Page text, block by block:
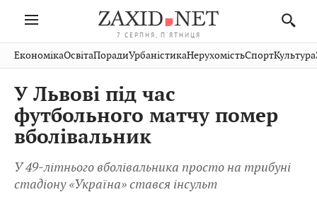
7 СЕРПНЯ, П'ЯТНИЦЯ
Івано-
Франківськ
Волинь
Закарпаття
Рівне
Шептицький
Стрий
Хмельницький
Публікації
Авто СловкоКультура
ФотоОсвітаНерухомість
Домашні
ЕкономікаОсвітаПорадиУрбаністикаНерухомістьСпортКультура
У Львові під час
футбольного матчу помер
вболівальник
У 49-літнього вболівальника просто на трибуні
стадіону «Україна» стався інсульт